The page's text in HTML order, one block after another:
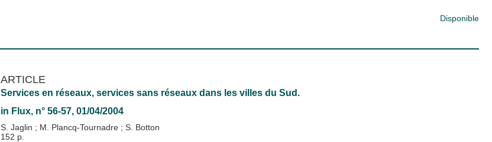
Disponible
ARTICLE
Services en réseaux, services sans réseaux dans les villes du Sud.
in Flux, n° 56-57, 01/04/2004
S. Jaglin ; M. Plancq-Tournadre ; S. Botton
152 p.